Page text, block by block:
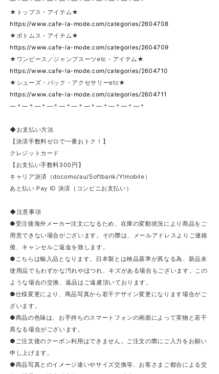
★トップス・アイテム★
https://www.cafe-la-mode.com/categories/2604708
★ボトムス・アイテム★
https://www.cafe-la-mode.com/categories/2604709
★ワンピース／ジャンプスーツetc・アイテム★
https://www.cafe-la-mode.com/categories/2604710
★シューズ・バック・アクセサリーetc★
https://www.cafe-la-mode.com/categories/2604711
—＊—＊—＊—＊—＊—＊—＊—＊—＊—＊—＊
◆お支払い方法
【決済手数料ゼロで一番おトク！】
クレジットカード
【お支払い手数料300円】
キャリア決済（docomo/au/Softbank/Y!mobile）
あと払い Pay ID 決済（コンビニお支払い）
◆注意事項
●受注後海外メーカー注文になるため、在庫の変動状況により商品をご
用意できない場合がございます。その際は、メールアドレスよりご連絡
後、キャンセルご返金を致します。
●こちらは輸入品となります。日本製とは検品基準が異なる為、新品未
使用品でもわずかな汚れやほつれ、キズがある場合もございます。この
ような場合の交換、返品はご遠慮頂いております。
●仕様変更により、商品写真から若干デザイン変更になります場合がご
ざいます。
●商品の色味は、お手持ちのスマートフォンの画面によって実物と若干
異なる場合がございます。
●ご注文後のクーポン利用はできません。ご注文の際にご入力をお願い
申し上げます。
●商品写真とのイメージ違いやサイズ交換等、お客さまご都合による交